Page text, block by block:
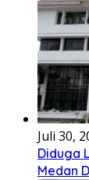
Juli 30,
Diduga
Medan